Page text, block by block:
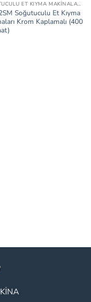
SOĞUTUCULU ET KIYMA MAKINALARI KROM KAPLAMALI
Soğutuculu Et Kıyma
Krom Kaplamalı (400